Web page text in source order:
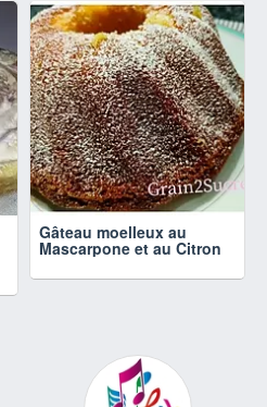
Gâteau moelleux au
Mascarpone et au Citron